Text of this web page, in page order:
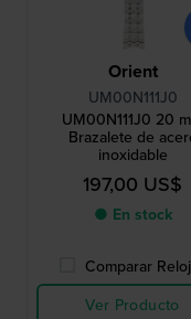
Orient
UM00N111J0
UM00N111J0 20
Brazalete de
inoxidable
197,00 US$
● En stock
Comparar
Ver Producto